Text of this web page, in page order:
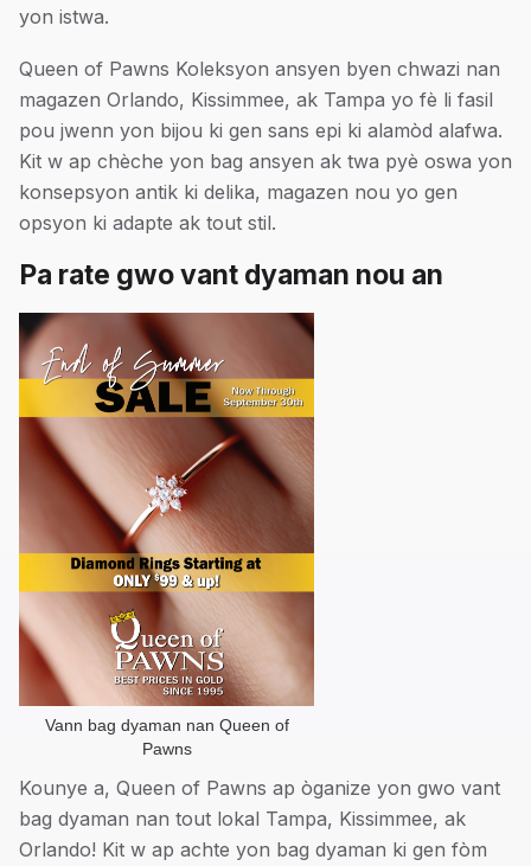
yon istwa.
Queen of Pawns Koleksyon ansyen byen chwazi nan
magazen Orlando, Kissimmee, ak Tampa yo fè li fasil
pou jwenn yon bijou ki gen sans epi ki alamòd alafwa.
Kit w ap chèche yon bag ansyen ak twa pyè oswa yon
konsepsyon antik ki delika, magazen nou yo gen
opsyon ki adapte ak tout stil.
Pa rate gwo vant dyaman nou an
Vann bag dyaman nan Queen of
Pawns
Kounye a, Queen of Pawns ap òganize yon gwo vant
bag dyaman nan tout lokal Tampa, Kissimmee, ak
Orlando! Kit w ap achte yon bag dyaman ki gen fòm